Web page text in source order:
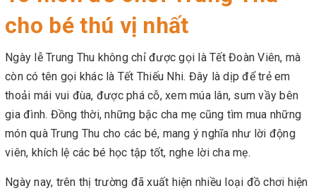
cho bé thú vị nhất
Ngày lễ Trung Thu không chỉ được gọi là Tết Đoàn Viên, mà
còn có tên gọi khác là Tết Thiếu Nhi. Đây là dịp để trẻ em
thoải mái vui đùa, được phá cỗ, xem múa lân, sum vầy bên
gia đình. Đồng thời, những bậc cha mẹ cũng tìm mua những
món quà Trung Thu cho các bé, mang ý nghĩa như lời động
viên, khích lệ các bé học tập tốt, nghe lời cha mẹ.
Ngày nay, trên thị trường đã xuất hiện nhiều loại đồ chơi hiện